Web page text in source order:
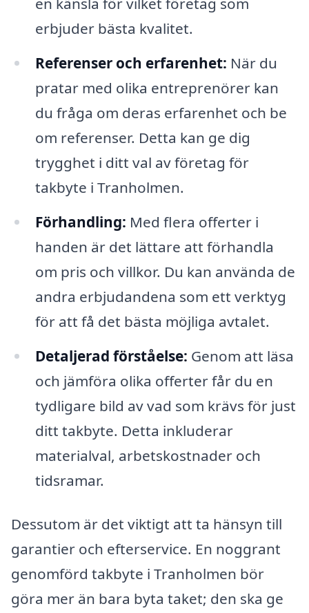
erbjuder bästa kvalitet.
Referenser och erfarenhet: När du
pratar med olika entreprenörer kan
du fråga om deras erfarenhet och be
om referenser. Detta kan ge dig
trygghet i ditt val av företag för
takbyte i Tranholmen.
Förhandling: Med flera offerter i
handen är det lättare att förhandla
om pris och villkor. Du kan använda de
andra erbjudandena som ett verktyg
för att få det bästa möjliga avtalet.
Detaljerad förståelse: Genom att läsa
och jämföra olika offerter får du en
tydligare bild av vad som krävs för just
ditt takbyte. Detta inkluderar
materialval, arbetskostnader och
tidsramar.
Dessutom är det viktigt att ta hänsyn till
garantier och efterservice. En noggrant
genomförd takbyte i Tranholmen bör
göra mer än bara byta taket; den ska ge